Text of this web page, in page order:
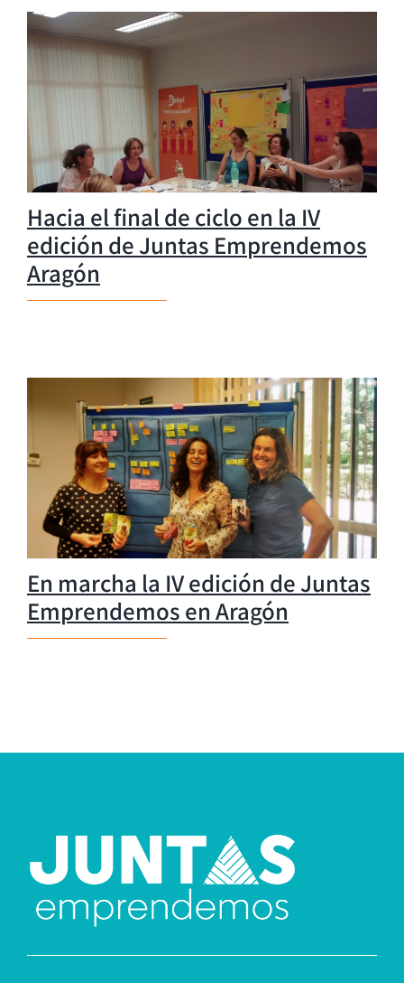
Hacia el final de ciclo en la IV
edición de Juntas Emprendemos
Aragón
En marcha la IV edición de Juntas
Emprendemos en Aragón